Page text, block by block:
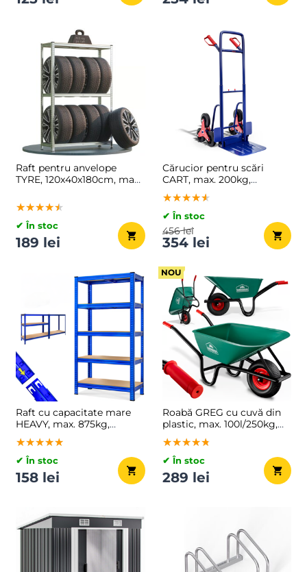
Raft pentru anvelope
TYRE, 120x40x180cm, max.
maro
★★★★★
★★★★★
★★★★★
✔ În stoc
189 lei
Cărucior pentru scări
CART, max. 200kg,
albastru
★★★★★
★★★★★
★★★★★
✔ În stoc
354 lei
456 lei
Raft cu capacitate mare
HEAVY, max. 875kg,
90x40x180cm, albastru
★★★★★
★★★★★
★★★★★
✔ În stoc
158 lei
NOU
Roabă GREG cu cuvă din
plastic, max. 100l/250kg,
verde/negru
★★★★★
★★★★★
★★★★★
✔ În stoc
289 lei